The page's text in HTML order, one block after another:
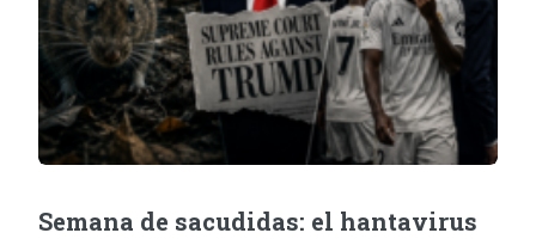
Semana de sacudidas: el hantavirus